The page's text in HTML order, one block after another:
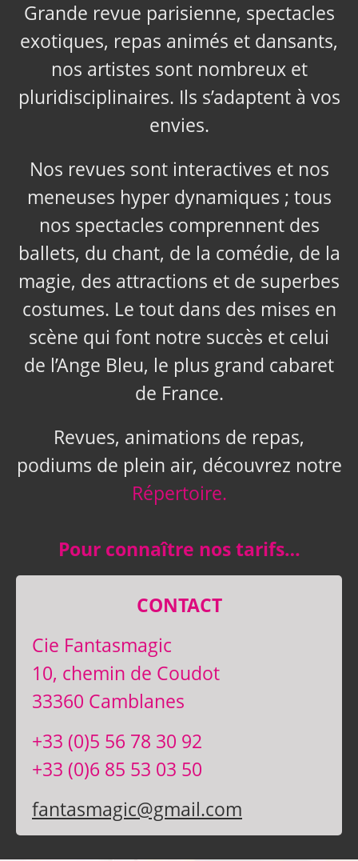
Grande revue parisienne, spectacles
exotiques, repas animés et dansants,
nos artistes sont nombreux et
pluridisciplinaires. Ils s’adaptent à vos
envies.
Nos revues sont interactives et nos
meneuses hyper dynamiques ; tous
nos spectacles comprennent des
ballets, du chant, de la comédie, de la
magie, des attractions et de superbes
costumes. Le tout dans des mises en
scène qui font notre succès et celui
de l’Ange Bleu, le plus grand cabaret
de France.
Revues, animations de repas,
podiums de plein air, découvrez notre
Répertoire.
Pour connaître nos tarifs…
CONTACT
Cie Fantasmagic
10, chemin de Coudot
33360 Camblanes
+33 (0)5 56 78 30 92
+33 (0)6 85 53 03 50
fantasmagic@gmail.com